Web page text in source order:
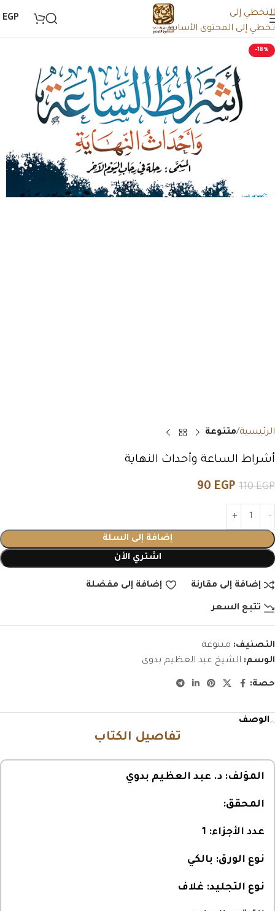
التخطي إلى
تخطي إلى المحتوى الأساسي
EGP
-18%
الرئيسية متنوعة
أشراط الساعة وأحداث النهاية
110EGP
90 EGP
إضافة إلى السلة
اشتري الأن
إضافة إلى مقارنة إضافة إلى مفضلة
تتبع السعر
التصنيف: متنوعة
الوسم: الشيخ عبد العظيم بدوى
حصة:
الوصف
تفاصيل الكتاب
المؤلف: د. عبد العظيم بدوي
المحقق:
عدد الأجزاء:
نوع الورق: بالكي
نوع التجليد: غلاف